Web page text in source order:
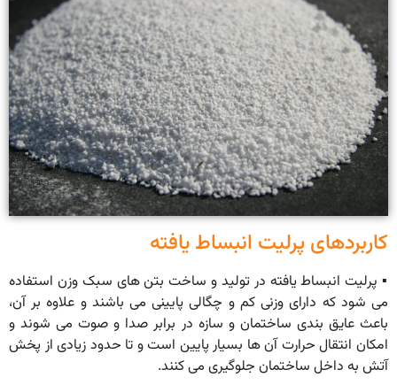
کاربردهای پرلیت انبساط یافته
▪︎ پرلیت انبساط یافته در تولید و ساخت بتن های سبک وزن استفاده
می شود که دارای وزنی کم و چگالی پایینی می باشند و علاوه بر آن،
باعث عایق بندی ساختمان و سازه در برابر صدا و صوت می شوند و
امکان انتقال حرارت آن ها بسیار پایین است و تا حدود زیادی از پخش
آتش به داخل ساختمان جلوگیری می کنند.